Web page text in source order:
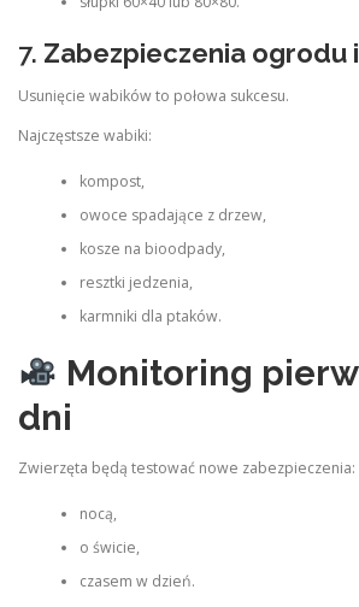
7. Zabezpieczenia ogrodu
Usunięcie wabików to połowa sukcesu.
Najczęstsze wabiki:
kompost,
owoce spadające z drzew,
kosze na bioodpady,
resztki jedzenia,
karmniki dla ptaków.
Monitoring
dni
Zwierzęta będą testować nowe zabezpieczenia:
nocą,
o świcie,
czasem w dzień.